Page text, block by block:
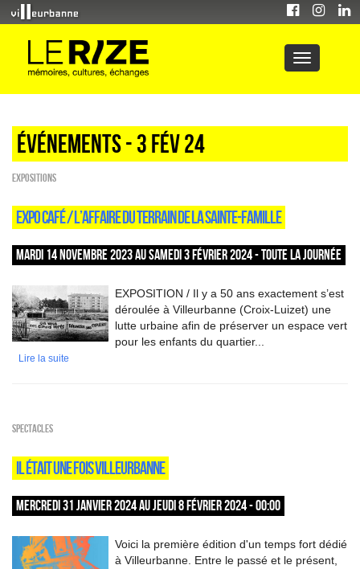
Événements - 3 Fév 24
EXPOSITIONS
EXPO CAFÉ / L’AFFAIRE DU TERRAIN DE LA SAINTE-FAMILLE
MARDI 14 NOVEMBRE 2023 AU SAMEDI 3 FÉVRIER 2024 - TOUTE LA JOURNÉE
EXPOSITION / Il y a 50 ans exactement s’est
déroulée à Villeurbanne (Croix-Luizet) une
lutte urbaine afin de préserver un espace vert
pour les enfants du quartier...
Lire la suite
SPECTACLES
IL ÉTAIT UNE FOIS VILLEURBANNE
MERCREDI 31 JANVIER 2024 AU JEUDI 8 FÉVRIER 2024 - 00:00
Voici la première édition d'un temps fort dédié
à Villeurbanne. Entre le passé et le présent,